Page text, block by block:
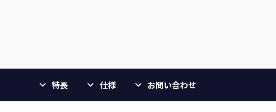
特長 仕様 お問い合わせ